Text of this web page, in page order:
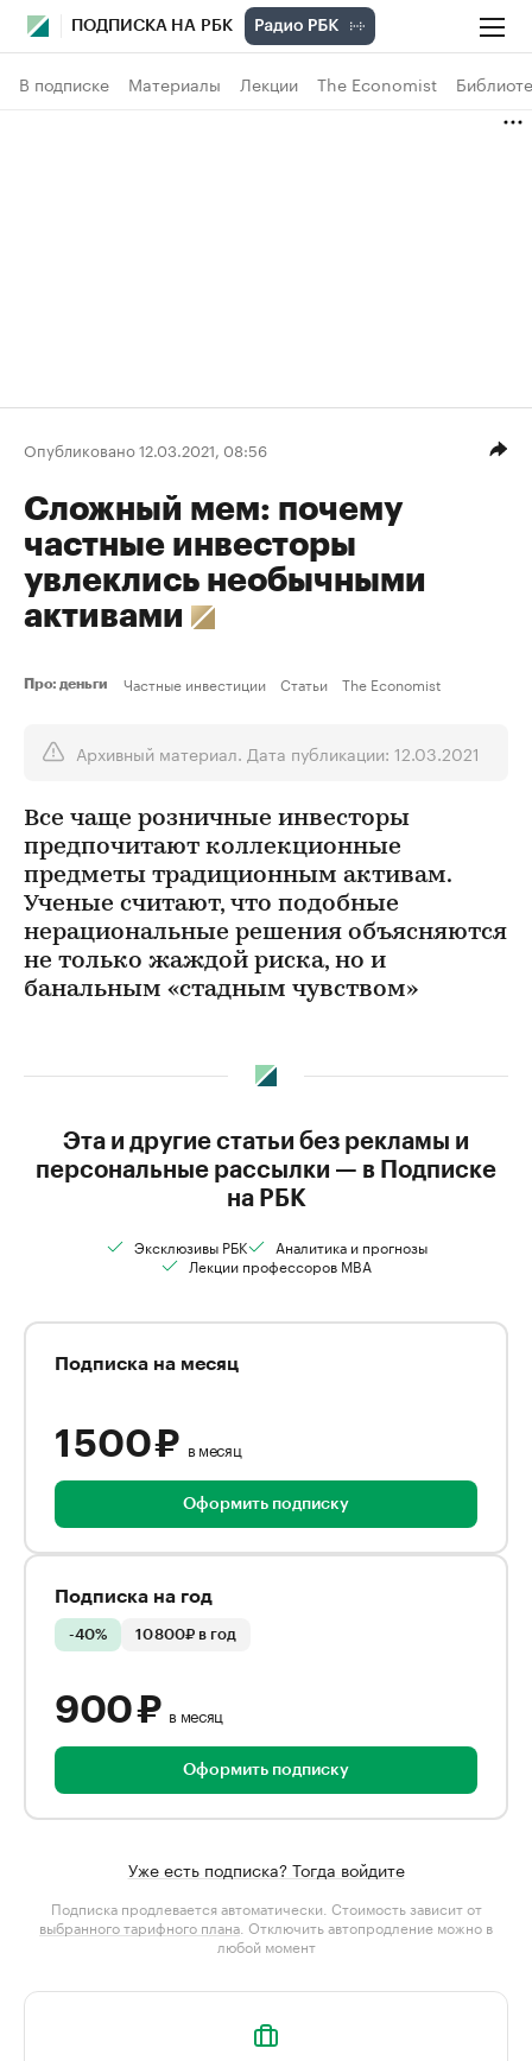
ПОДПИСКА НА РБК
В подписке Материалы Лекции The Economist
Опубликовано 12.03.2021, 08:56
Сложный мем: почему
частные инвесторы
увлеклись необычными
активами
Про: деньги Частные инвестиции Статьи The Economist
Архивный материал. Дата публикации: 12.03.2021
Все чаще розничные инвесторы
предпочитают коллекционные
предметы традиционным активам.
Ученые считают, что подобные
нерациональные решения объясняются
не только жаждой риска, но и
банальным «стадным чувством»
Эта и другие статьи без рекламы и
персональные рассылки — в Подписке
на РБК
Эксклюзивы РБК
Аналитика и прогнозы
Лекции профессоров MBA
Подписка на месяц
1 500 ₽ в месяц
Оформить подписку
Подписка на год
-40% 10 800₽ в год
900 ₽ в месяц
Оформить подписку
Уже есть подписка? Тогда войдите
Подписка продлевается автоматически. Стоимость зависит от
выбранного тарифного плана . Отключить автопродление можно в
любой момент